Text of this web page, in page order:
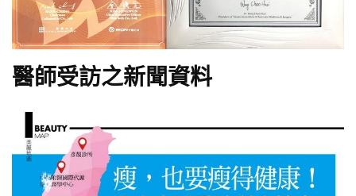
醫師受訪之新聞資料